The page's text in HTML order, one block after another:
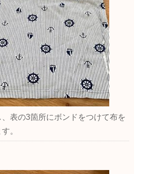
表の3箇所にボンドをつけて布を
。